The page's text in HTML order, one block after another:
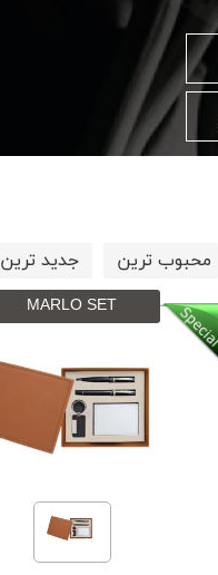
محبوب ترین جدید ترین
MARLO SET